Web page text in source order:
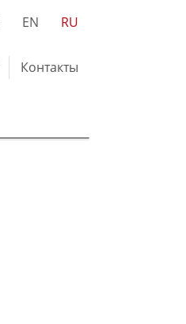
EN RU
Контакты